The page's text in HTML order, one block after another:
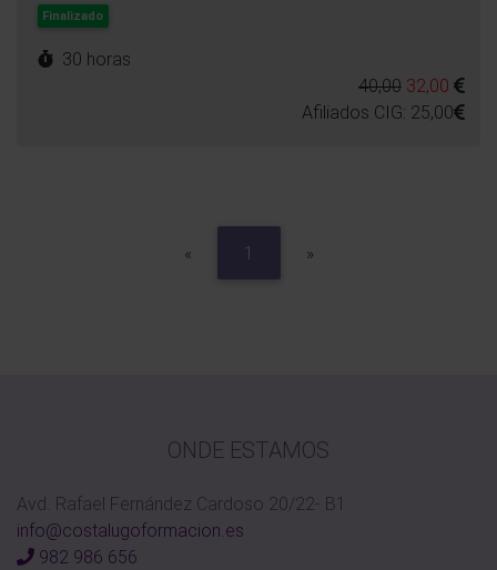
Finalizado
30 horas
40,00 32,00
Afiliados CIG: 25,00
«Previous1 »Next
ONDE ESTAMOS
Avd. Rafael Fernández Cardoso 20/22- B1
info@costalugoformacion.es
982 986 656